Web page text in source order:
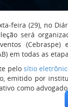
feira (29), no
será
(Cebraspe)
em todas as
pelosítio
emitido por
como